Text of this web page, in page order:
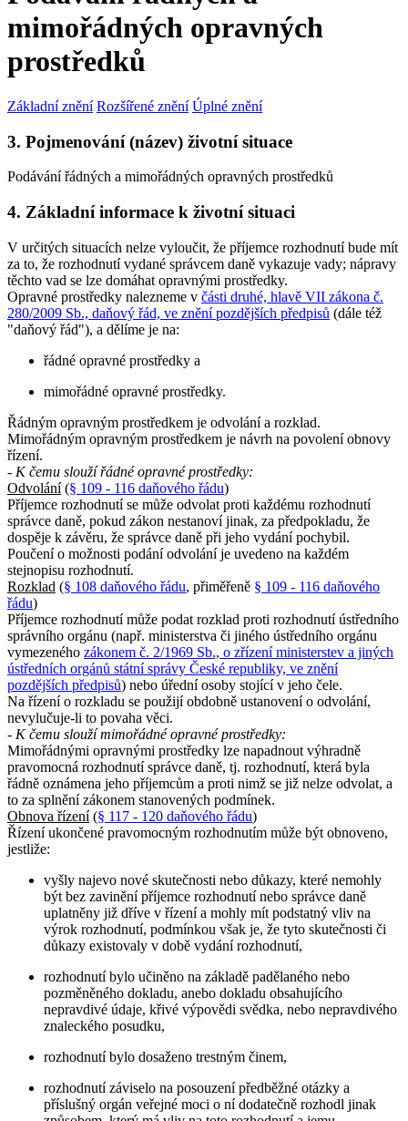
mimořádných opravných
prostředků
Základní znění Rozšířené znění Úplné znění
3. Pojmenování (název) životní situace
Podávání řádných a mimořádných opravných prostředků
4. Základní informace k životní situaci
V určitých situacích nelze vyloučit, že příjemce rozhodnutí bude mít
za to, že rozhodnutí vydané správcem daně vykazuje vady; nápravy
těchto vad se lze domáhat opravnými prostředky.
Opravné prostředky nalezneme v části druhé, hlavě VII zákona č.
280/2009 Sb., daňový řád, ve znění pozdějších předpisů (dále též
"daňový řád"), a dělíme je na:
řádné opravné prostředky a
mimořádné opravné prostředky.
Řádným opravným prostředkem je odvolání a rozklad.
Mimořádným opravným prostředkem je návrh na povolení obnovy
řízení.
- K čemu slouží řádné opravné prostředky:
Odvolání(§ 109 - 116 daňového řádu)
Příjemce rozhodnutí se může odvolat proti každému rozhodnutí
správce daně, pokud zákon nestanoví jinak, za předpokladu, že
dospěje k závěru, že správce daně při jeho vydání pochybil.
Poučení o možnosti podání odvolání je uvedeno na každém
stejnopisu rozhodnutí.
Rozklad (§ 108 daňového řádu, přiměřeně § 109 - 116 daňového
řádu)
Příjemce rozhodnutí může podat rozklad proti rozhodnutí ústředního
správního orgánu (např. ministerstva či jiného ústředního orgánu
vymezeného zákonem č. 2/1969 Sb., o zřízení ministerstev a jiných
ústředních orgánů státní správy České republiky, ve znění
pozdějších předpisů) nebo úřední osoby stojící v jeho čele.
Na řízení o rozkladu se použijí obdobně ustanovení o odvolání,
nevylučuje-li to povaha věci.
- K čemu slouží mimořádné opravné prostředky:
Mimořádnými opravnými prostředky lze napadnout výhradně
pravomocná rozhodnutí správce daně, tj. rozhodnutí, která byla
řádně oznámena jeho příjemcům a proti nimž se již nelze odvolat, a
to za splnění zákonem stanovených podmínek.
Obnova řízení(§ 117 - 120 daňového řádu)
Řízení ukončené pravomocným rozhodnutím může být obnoveno,
jestliže:
vyšly najevo nové skutečnosti nebo důkazy, které nemohly
být bez zavinění příjemce rozhodnutí nebo správce daně
uplatněny již dříve v řízení a mohly mít podstatný vliv na
výrok rozhodnutí, podmínkou však je, že tyto skutečnosti či
důkazy existovaly v době vydání rozhodnutí,
rozhodnutí bylo učiněno na základě padělaného nebo
pozměněného dokladu, anebo dokladu obsahujícího
nepravdivé údaje, křivé výpovědi svědka, nebo nepravdivého
znaleckého posudku,
rozhodnutí bylo dosaženo trestným činem,
rozhodnutí záviselo na posouzení předběžné otázky a
příslušný orgán veřejné moci o ní dodatečně rozhodl jinak